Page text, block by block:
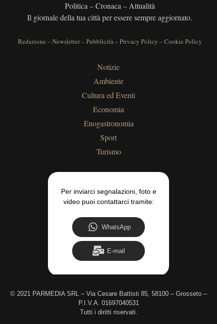
Politica – Cronaca – Attualità
Il giornale della tua città per essere sempre aggiornato.
Redazione –Newsletter–Pubblicità–Privacy Policy –Cookie Policy
Notizie
Ambiente
Cultura ed Eventi
Economia
Enogastronomia
Sport
Turismo
Per inviarci segnalazioni, foto e
video puoi contattarci tramite:
WhatsApp
E-mail
© 2021 PARMEDIA SRL – Via Cesare Battisti 85, 58100 – Grosseto –
P.I.V.A. 01697040531
Tutti i diritti riservati.